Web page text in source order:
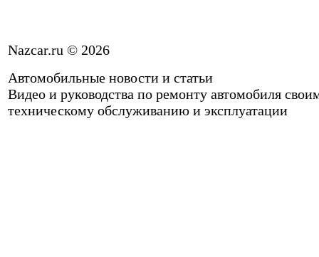
Nazcar.ru © 2026
Автомобильные новости и статьи
Видео и руководства по ремонту автомобиля
техническому обслуживанию и эксплуатации